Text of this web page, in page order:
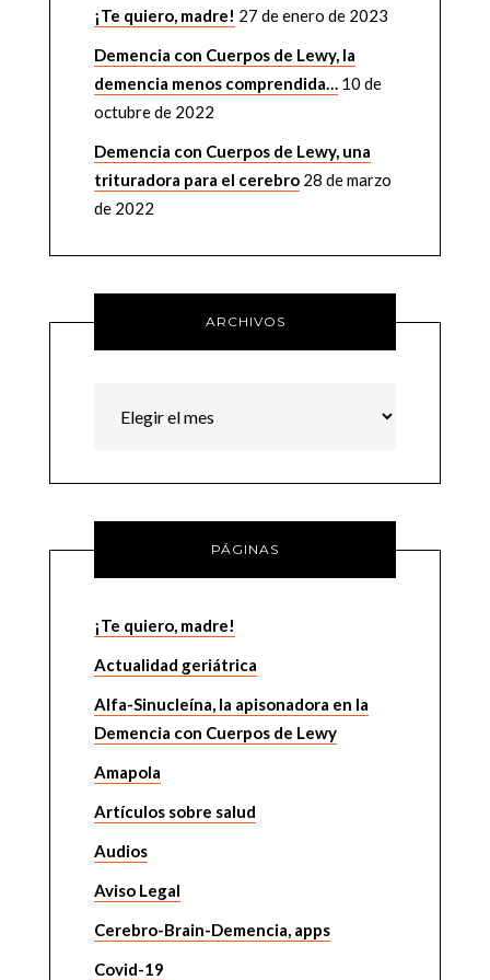
¡Te quiero, madre! 27 de enero de 2023
Demencia con Cuerpos de Lewy, la
demencia menos comprendida… 10 de
octubre de 2022
Demencia con Cuerpos de Lewy, una
trituradora para el cerebro 28 de marzo
de 2022
ARCHIVOS
PÁGINAS
¡Te quiero, madre!
Actualidad geriátrica
Alfa-Sinucleína, la apisonadora en la
Demencia con Cuerpos de Lewy
Amapola
Artículos sobre salud
Audios
Aviso Legal
Cerebro-Brain-Demencia, apps
Covid-19